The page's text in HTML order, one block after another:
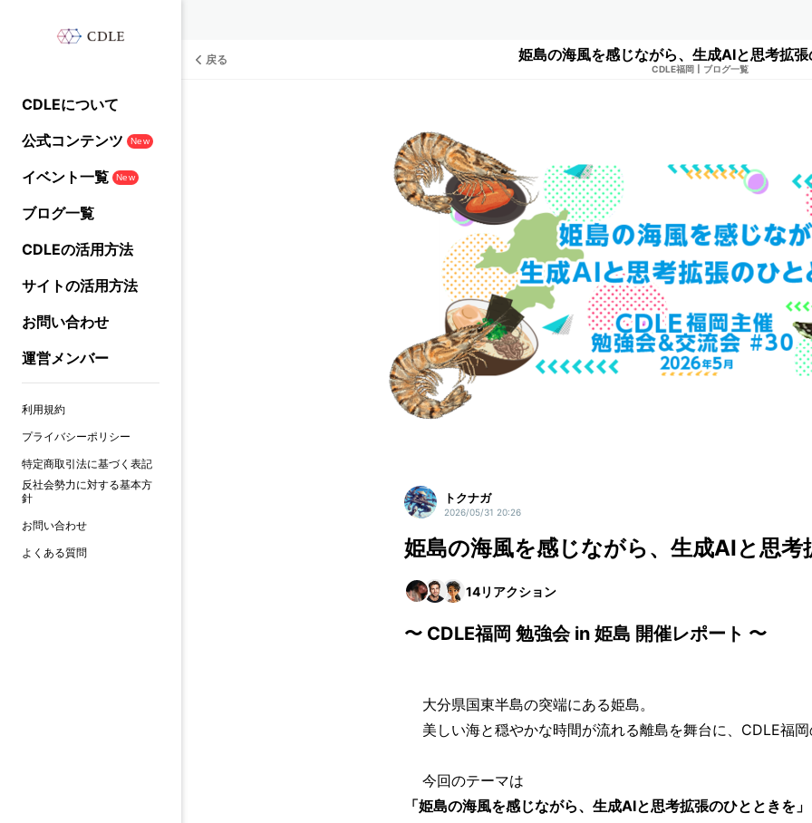
CDLEについて
公式コンテンツ
New
イベント一覧 New
ブログ一覧
CDLEの活用方法
サイトの活用方法
お問い合わせ
運営メンバー
利用規約
プライバシーポリシー
特定商取引法に基づく表記
反社会勢力に対する基本方
針
お問い合わせ
よくある質問
戻る 姫島の海風を感じながら、生成AIと思考拡
CDLE福岡 ブログ一覧
トクナガ
2026/05/31 20:26
姫島の海風を感じながら、生成AIと思
14リアクション
〜 CDLE福岡 勉強会 in 姫島 開催レポート 〜
大分県国東半島の突端にある姫島。
美しい海と穏やかな時間が流れる離島を舞台に、CDLE福
今回のテーマは
「姫島の海風を感じながら、生成AIと思考拡張のひとときを」